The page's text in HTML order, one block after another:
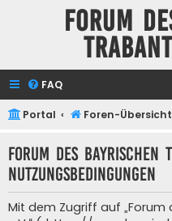
Forum
FAQ
Portal Foren-Übersicht
Forum des Bayrischen
Nutzungsbedingungen
Mit dem Zugriff auf „Forum